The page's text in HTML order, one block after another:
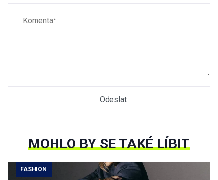
MOHLO BY SE TAKÉ LÍBIT
FASHION